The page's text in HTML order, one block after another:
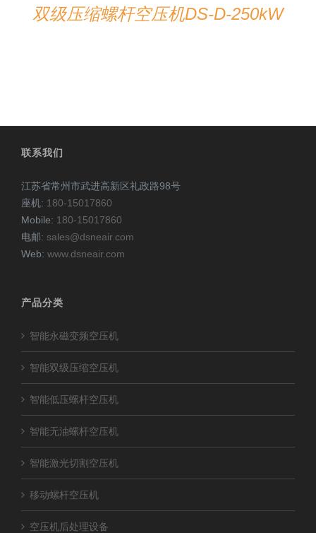
双级压缩螺杆空压机DS-D-250kW
联系我们
江苏省常州市武进高新区礼政路98号
座机: 180-15017860
Mobile: 180-15017860
电邮: sales@dsneair.com
Web: www.dsneair.com
产品分类
智能永磁变频空压机
智能双级压缩空压机
智能低压螺杆空压机
智能无油螺杆空压机
智能激光切割空压机
移动螺杆空压机
空压机后处理设备